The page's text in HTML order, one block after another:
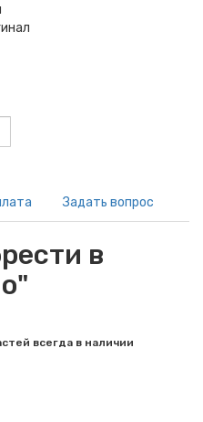
Задать вопрос
в
всегда в наличии